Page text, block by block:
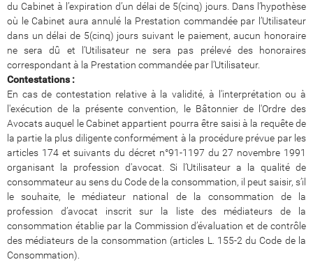
du Cabinet à l’expiration d’un délai de 5(cinq) jours. Dans l’hypothèse
où le Cabinet aura annulé la Prestation commandée par l’Utilisateur
dans un délai de 5(cinq) jours suivant le paiement, aucun honoraire
ne sera dû et l’Utilisateur ne sera pas prélevé des honoraires
correspondant à la Prestation commandée par l’Utilisateur.
Contestations :
En cas de contestation relative à la validité, à l'interprétation ou à
l'exécution de la présente convention, le Bâtonnier de l'Ordre des
Avocats auquel le Cabinet appartient pourra être saisi à la requête de
la partie la plus diligente conformément à la procédure prévue par les
articles 174 et suivants du décret n°91-1197 du 27 novembre 1991
organisant la profession d'avocat. Si l’Utilisateur a la qualité de
consommateur au sens du Code de la consommation, il peut saisir, s’il
le souhaite, le médiateur national de la consommation de la
profession d’avocat inscrit sur la liste des médiateurs de la
consommation établie par la Commission d’évaluation et de contrôle
des médiateurs de la consommation (articles L. 155-2 du Code de la
Consommation).